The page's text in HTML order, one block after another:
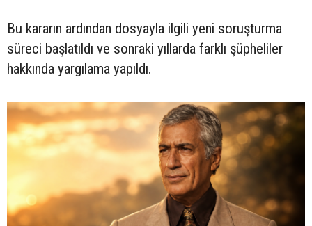
Bu kararın ardından dosyayla ilgili yeni soruşturma
süreci başlatıldı ve sonraki yıllarda farklı şüpheliler
hakkında yargılama yapıldı.